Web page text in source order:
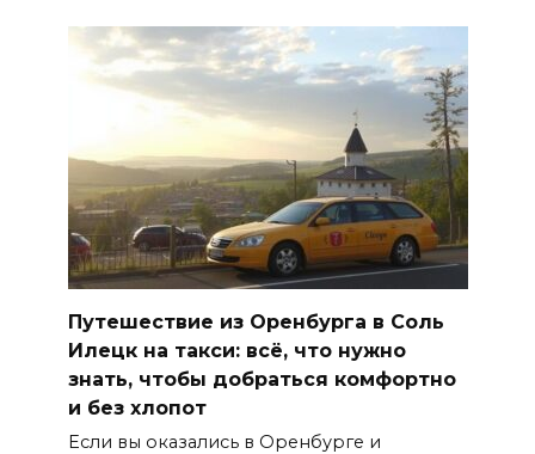
Путешествие из Оренбурга в Соль
Илецк на такси: всё, что нужно
знать, чтобы добраться комфортно
и без хлопот
Если вы оказались в Оренбурге и